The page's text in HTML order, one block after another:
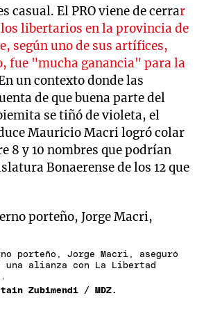
casual. El PRO viene de cerrar
libertarios en la provincia de
según uno de sus artífices,
fue "mucha ganancia" para la
un contexto donde las
de que buena parte del
se tiñó de violeta, el
Mauricio Macri logró colar
8 y 10 nombres que podrían
Bonaerense de los 12 que
porteño, Jorge Macri, aseguró
una alianza con La Libertad
Zubimendi / MDZ.